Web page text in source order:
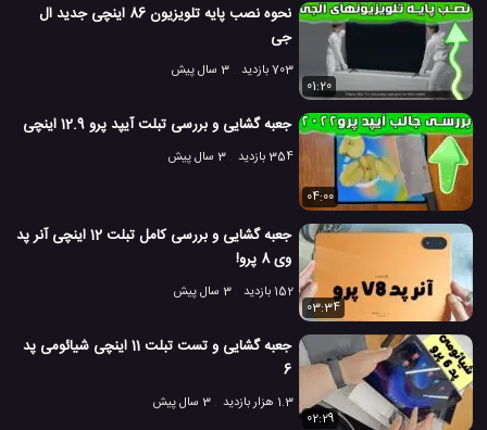
نحوه نصب پایه تلویزیون 86 اینچی جدید ال
جی
703 بازدید
3 سال پیش
01:20
جعبه گشایی و بررسی تبلت آیپد پرو 12.9 اینچی
354 بازدید 3 سال پیش
04:00
جعبه گشایی و بررسی کامل تبلت 12 اینچی آنر پد
وی 8 پرو!
152 بازدید
3 سال پیش
03:34
جعبه گشایی و تست تبلت 11 اینچی شیائومی پد
6
1.3 هزار بازدید
3 سال پیش
02:29